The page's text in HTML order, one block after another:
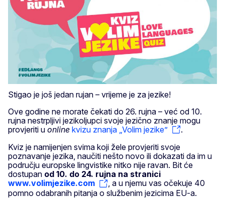
Stigao je još jedan rujan – vrijeme je za jezike!
Ove godine ne morate čekati do 26. rujna – već od 10.
rujna nestrpljivi jezikoljupci svoje jezično znanje mogu
provjeriti u online kvizu znanja „Volim jezike”
.
Kviz je namijenjen svima koji žele provjeriti svoje
poznavanje jezika, naučiti nešto novo ili dokazati da im u
području europske lingvistike nitko nije ravan. Bit će
dostupan od 10. do 24. rujna na stranici
www.volimjezike.com
, a u njemu vas očekuje 40
pomno odabranih pitanja o službenim jezicima EU-a.